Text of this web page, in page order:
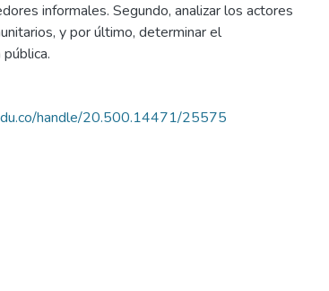
informales. Segundo, analizar los actores
y por último, determinar el
handle/20.500.14471/25575